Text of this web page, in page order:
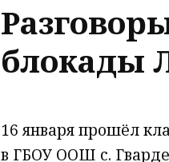
блокады
16 января прошёл
в ГБОУ ООШ с.